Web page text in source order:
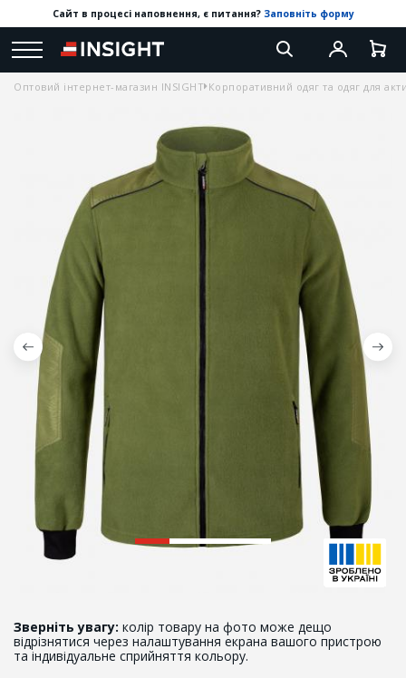
Сайт в процесі наповнення, є питання? Заповніть форму
Оптовий інтернет-магазин INSIGHT Корпоративний одяг та одяг для
Зверніть увагу: колір товару на фото може дещо
відрізнятися через налаштування екрана вашого пристрою
та індивідуальне сприйняття кольору.